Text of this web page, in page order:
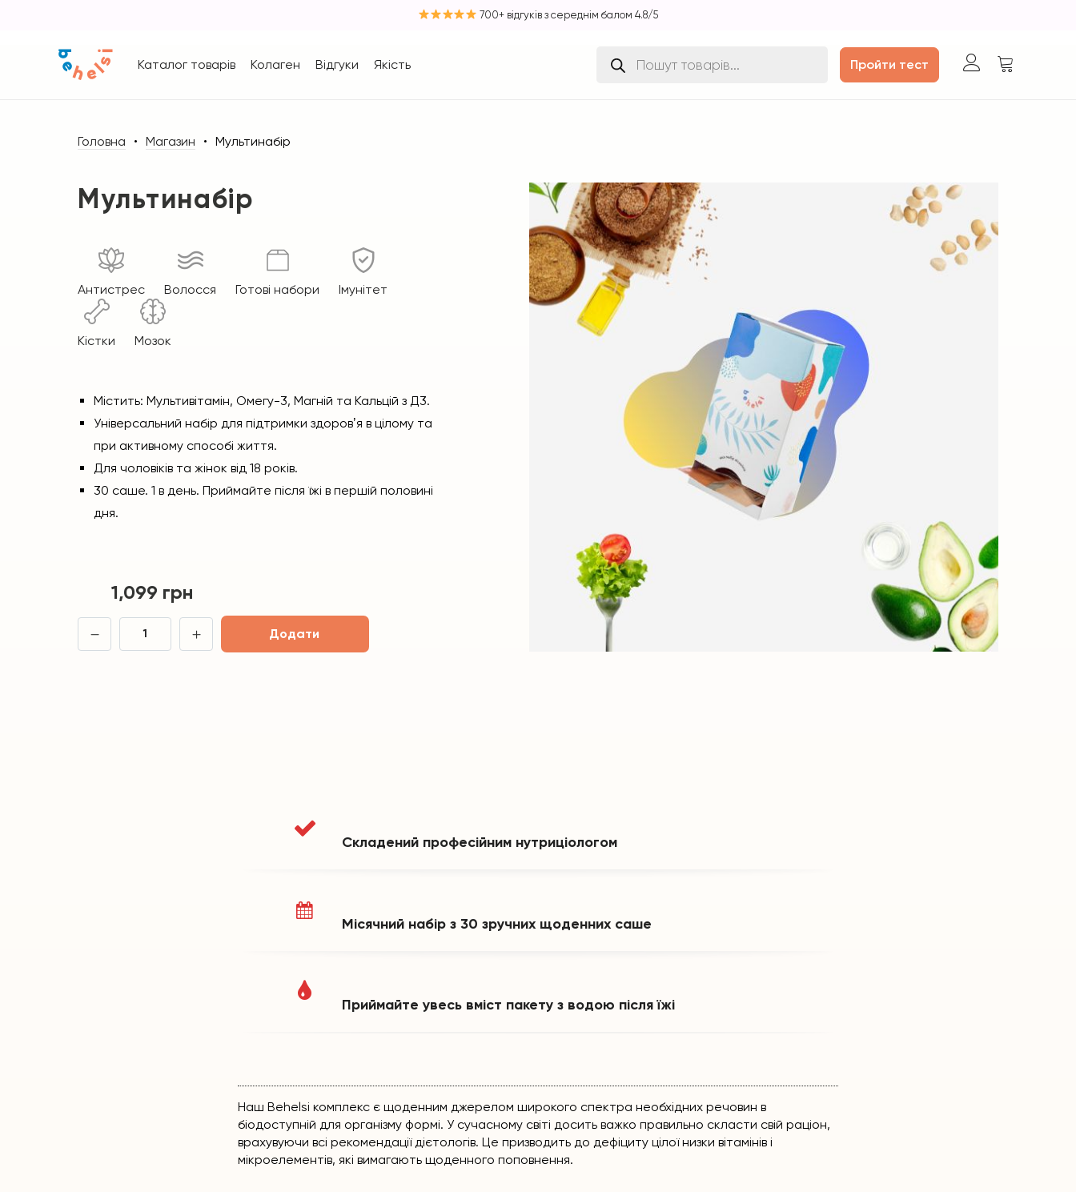
700+ відгуків з середнім балом 4.8/5
Каталог товарів Колаген Відгуки Якість
товарів
Пройти тест
Головна Магазин Мультинабір
Мультинабір
Антистрес Волосся Готові набори Імунітет
Кістки Мозок
Містить: Мультивітамін, Омегу-3, Магній та Кальцій з Д3.
Універсальний набір для підтримки здоровʼя в цілому та
при активному способі життя.
Для чоловіків та жінок від 18 років.
30 саше. 1 в день. Приймайте після їжі в першій половині
дня.
1,099 грн
Додати
Складений професійним нутриціологом
Місячний набір з 30 зручних щоденних саше
Приймайте увесь вміст пакету з водою після їжі
Наш Behelsi комплекс є щоденним джерелом широкого спектра необхідних речовин в
біодоступній для організму формі. У сучасному світі досить важко правильно скласти свій раціон,
врахувуючи всі рекомендації дієтологів. Це призводить до дефіциту цілої низки вітамінів і
мікроелементів, які вимагають щоденного поповнення.